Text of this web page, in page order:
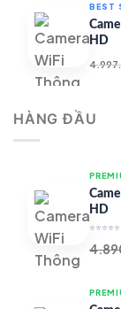
BEST
HD
HÀNG ĐẦU
HD
⭐⭐⭐⭐⭐